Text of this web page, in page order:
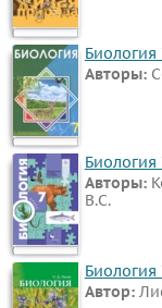
Немецкий
язык
Белорусский
язык
Украинский
язык
Французский
язык
Биология
История
Биология
Авторы:
Биология
Авторы:
В.С.
Биология
Автор: